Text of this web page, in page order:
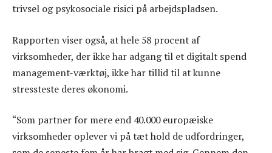
trivsel og psykosociale risici på arbejdspladsen.
Rapporten viser også, at hele 58 procent af
virksomheder, der ikke har adgang til et digitalt spend
management-værktøj, ikke har tillid til at kunne
stressteste deres økonomi.
“Som partner for mere end 40.000 europæiske
virksomheder oplever vi på tæt hold de udfordringer,